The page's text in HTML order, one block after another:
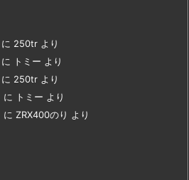
に 250tr より
に トミー より
に 250tr より
に トミー より
に ZRX400のり より